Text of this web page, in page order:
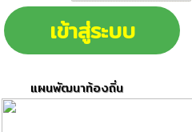
แผนพัฒนาท้องถิ่น